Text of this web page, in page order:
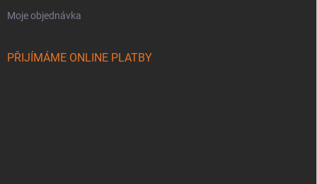
Moje objednávka
PŘIJÍMÁME ONLINE PLATBY